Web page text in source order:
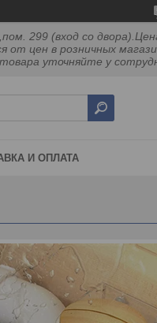
299 (вход со
цен в розничных
уточняйте у
И ОПЛАТА